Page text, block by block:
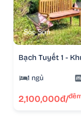
Sóc Sơn
Bạch Tuyết 1 -
1 ngủ
2,100,000đ/